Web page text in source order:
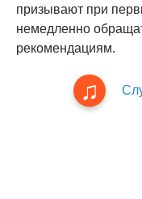
призывают при
немедленно
рекомендациям.